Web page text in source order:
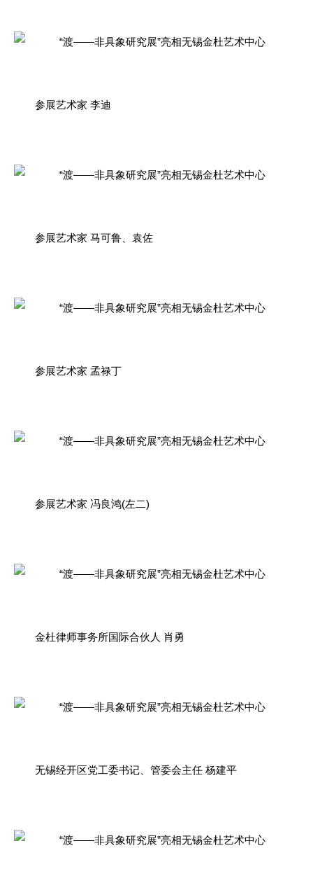
参展艺术家 李迪
参展艺术家 马可鲁、袁佐
参展艺术家 孟禄丁
参展艺术家 冯良鸿(左二)
金杜律师事务所国际合伙人 肖勇
无锡经开区党工委书记、管委会主任 杨建平